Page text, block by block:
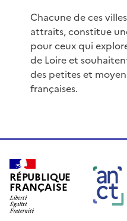
Chacune de ces
attraits, constitue
pour ceux qui
de Loire et
des petites et
françaises.
RÉPUBLIQUE
FRANÇAISE